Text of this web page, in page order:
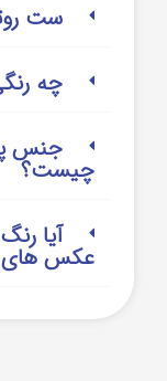
ست
چه
جنس
چیست؟
آیا
عکس های